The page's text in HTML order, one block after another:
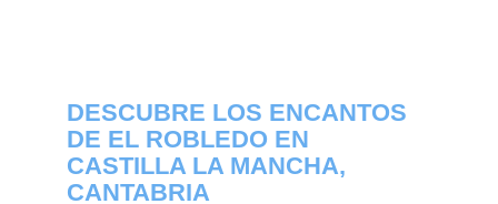
DESCUBRE LOS ENCANTOS
DE EL ROBLEDO EN
CASTILLA LA MANCHA,
CANTABRIA